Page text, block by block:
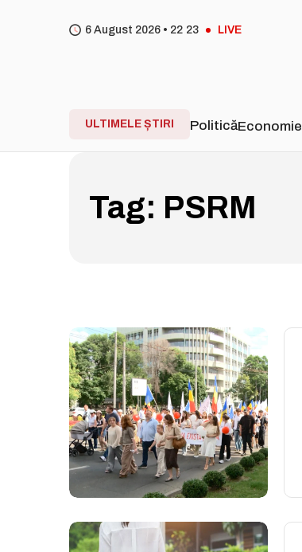
6 August 2026 • 22 23 LIVE
ULTIMELE ȘTIRI PoliticăEconomie
Tag: PSRM